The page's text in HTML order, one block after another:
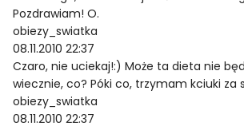
Pozdrawiam! O.
obiezy_swiatka
08.11.2010 22:37
Czaro, nie uciekaj!:) Może ta dieta nie
wiecznie, co? Póki co, trzymam kciuki za
obiezy_swiatka
08.11.2010 22:37